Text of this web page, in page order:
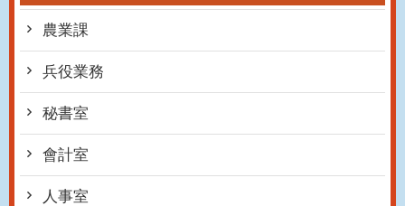
農業課
兵役業務
秘書室
會計室
人事室